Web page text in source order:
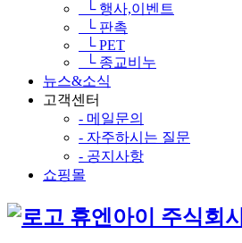
└ 행사,이벤트
└ 판촉
└ PET
└ 종교비누
뉴스&소식
고객센터
- 메일문의
- 자주하시는 질문
- 공지사항
쇼핑몰
휴엔아이 주식회